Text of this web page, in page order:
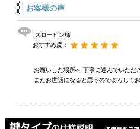
お客様の声
スローピン様
おすすめ度：
お願いした場所へ 丁寧に運んでいた
またお世話になると思うのでよろしくお